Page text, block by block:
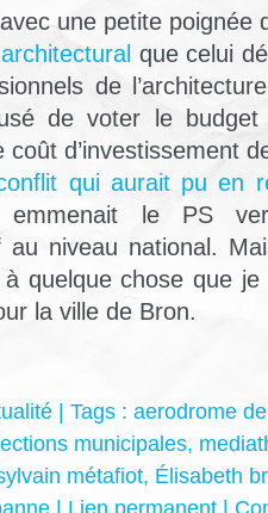
une petite poignée
que celui
de
de voter le
d’investissement
qui aurait pu en
le PS
au niveau national.
quelque chose que
la ville de Bron.
| Tags : aerodrome
municipales,
métafiot, Élisabeth
Lien permanent